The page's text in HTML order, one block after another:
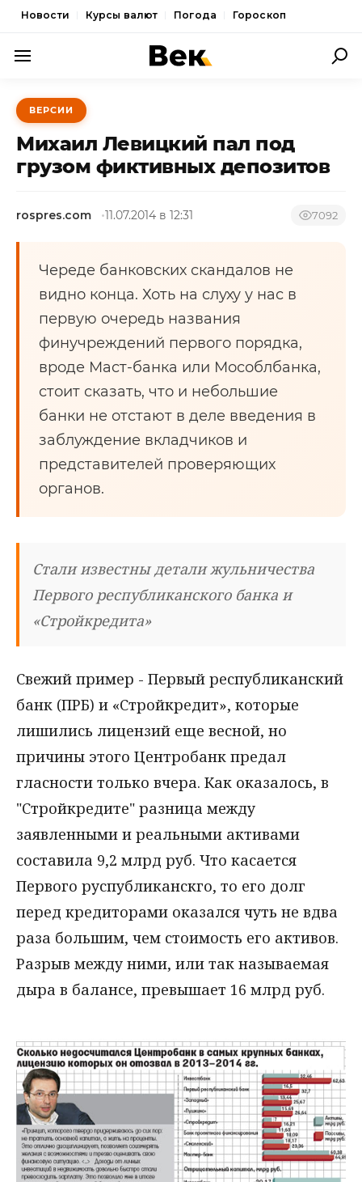
Новости Курсы валют Погода Гороскоп
ПОЛИТИКА
ЭКОНОМИКА
ОБЩЕСТВО
КУЛЬТУРА
ВЕРСИИ
Михаил Левицкий пал под
грузом фиктивных депозитов
rospres.com 11.07.2014 в 12:31 7092
Череде банковских скандалов не
видно конца. Хоть на слуху у нас в
первую очередь названия
финучреждений первого порядка,
вроде Маст-банка или Мособлбанка,
стоит сказать, что и небольшие
банки не отстают в деле введения в
заблуждение вкладчиков и
представителей проверяющих
органов.
Стали известны детали жульничества
Первого республиканского банка и
«Стройкредита»
Свежий пример - Первый республиканский
банк (ПРБ) и «Стройкредит», которые
лишились лицензий еще весной, но
причины этого Центробанк предал
гласности только вчера. Как оказалось, в
"Стройкредите" разница между
заявленными и реальными активами
составила 9,2 млрд руб. Что касается
Первого руспубликанскго, то его долг
перед кредиторами оказался чуть не вдва
раза большим, чем стоимость его активов.
Разрыв между ними, или так называемая
дыра в балансе, превышает 16 млрд руб.